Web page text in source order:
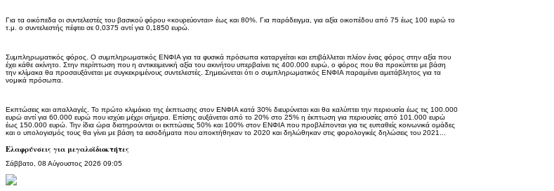
Για τα οικόπεδα οι συντελεστές του βασικού φόρου «κουρεύονται» έως και 80%. Για παράδειγμα, για αξία οικοπέδου από 75 έως 100 ευρώ το
τ.μ. ο συντελεστής πέφτει σε 0,0375 αντί για 0,1850 ευρώ.
Συμπληρωματικός φόρος. Ο συμπληρωματικός ΕΝΦΙΑ για τα φυσικά πρόσωπα καταργείται και επιβάλλεται πλέον ένας φόρος στην αξία που
έχει κάθε ακίνητο. Στην περίπτωση που η αντικειμενική αξία του ακινήτου υπερβαίνει τις 400.000 ευρώ, ο φόρος που θα προκύπτει με βάση
την κλίμακα θα προσαυξάνεται με συγκεκριμένους συντελεστές. Σημειώνεται ότι ο συμπληρωματικός ΕΝΦΙΑ παραμένει αμετάβλητος για τα
νομικά πρόσωπα.
Εκπτώσεις και απαλλαγές. Το πρώτο κλιμάκιο της έκπτωσης στον ΕΝΦΙΑ κατά 30% διευρύνεται και θα καλύπτει την περιουσία έως τις 100.000
ευρώ αντί για 60.000 ευρώ που ισχύει μέχρι σήμερα. Επίσης αυξάνεται από το 20% στο 25% η έκπτωση για περιουσίες από 101.000 ευρώ
έως 150.000 ευρώ. Την ίδια ώρα διατηρούνται οι εκπτώσεις 50% και 100% στον ΕΝΦΙΑ που προβλέπονται για τις ευπαθείς κοινωνικά ομάδες
και ο υπολογισμός τους θα γίνει με βάση τα εισοδήματα που αποκτήθηκαν το 2020 και δηλώθηκαν στις φορολογικές δηλώσεις του 2021...
Ελαφρύνσεις για μεγαλοϊδιοκτήτες
Σάββατο, 08 Αύγουστος 2026 09:05